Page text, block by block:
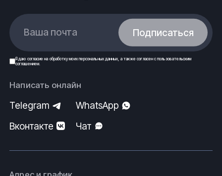
Ваша почта Подписаться
Я даю согласие на обработку моих персональных данных , а также согласен спользовательским
соглашением.
Написать онлайн
Telegram
WhatsApp
Вконтакте
Чат